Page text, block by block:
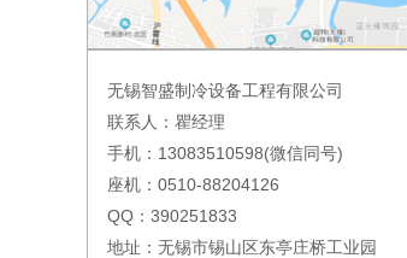
无锡智盛制冷设备工程有限公司
联系人：瞿经理
手机：13083510598(微信同号)
座机：0510-88204126
QQ：390251833
地址：无锡市锡山区东亭庄桥工业园